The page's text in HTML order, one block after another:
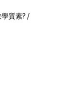
質素? /